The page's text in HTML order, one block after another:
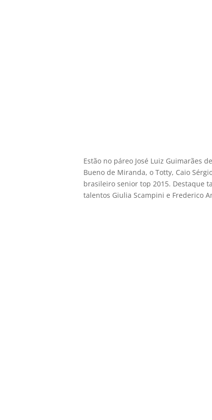
Estão no páreo José Luiz Guimarães
Bueno de Miranda, o Totty, Caio
brasileiro senior top 2015. Destaque
talentos Giulia Scampini e Frederico